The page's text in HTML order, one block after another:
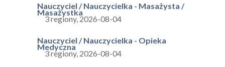
Nauczyciel / Nauczycielka - Masażysta /
Masażystka
3 regiony,2026-08-04
Nauczyciel / Nauczycielka - Opieka
Medyczna
3 regiony, 2026-08-04